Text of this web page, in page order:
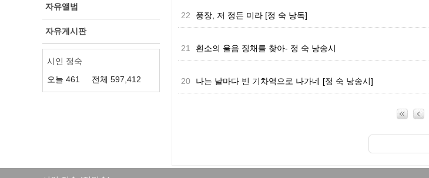
자유앨범
자유게시판
시인 정숙
오늘 461 전체 597,412
22 풍장, 저 정든 미라 [정 숙 낭독]
21 흰소의 울음 징채를 찾아- 정 숙 낭송시
20 나는 날마다 빈 기차역으로 나가네 [정 숙 낭송시]